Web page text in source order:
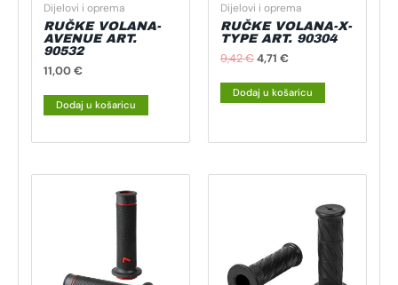
Dijelovi i oprema
RUČKE VOLANA-
AVENUE ART.
90532
11,00€
Dodaj u košaricu
Dijelovi i oprema
RUČKE VOLANA-X-
TYPE ART. 90304
9,42€ 4,71 €
Dodaj u košaricu